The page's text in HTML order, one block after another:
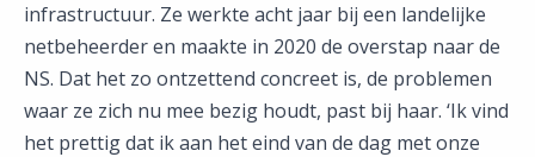
infrastructuur. Ze werkte acht jaar bij een landelijke
netbeheerder en maakte in 2020 de overstap naar de
NS. Dat het zo ontzettend concreet is, de problemen
waar ze zich nu mee bezig houdt, past bij haar. ‘Ik vind
het prettig dat ik aan het eind van de dag met onze